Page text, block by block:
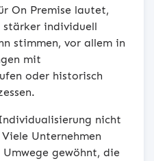
On Premise lautet,
stärker individuell
stimmen, vor allem in
mit
oder historisch
nicht
Unternehmen
Umwege gewöhnt, die